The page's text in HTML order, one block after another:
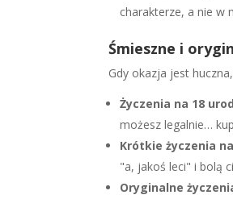
charakterze, a nie w
Śmieszne i
Gdy okazja jest
Życzenia na 18
możesz legalnie…
Krótkie życzenia
"a, jakoś leci" i bolą
Oryginalne